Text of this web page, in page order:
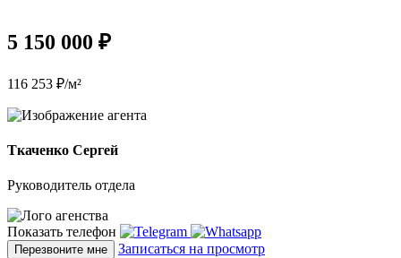
5 150 000 ₽
116 253 ₽/м²
Ткаченко Сергей
Руководитель отдела
Показать телефон
Перезвоните мне
Записаться на просмотр